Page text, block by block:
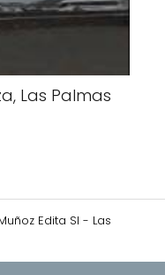
Las Palmas
Edita Sl - Las